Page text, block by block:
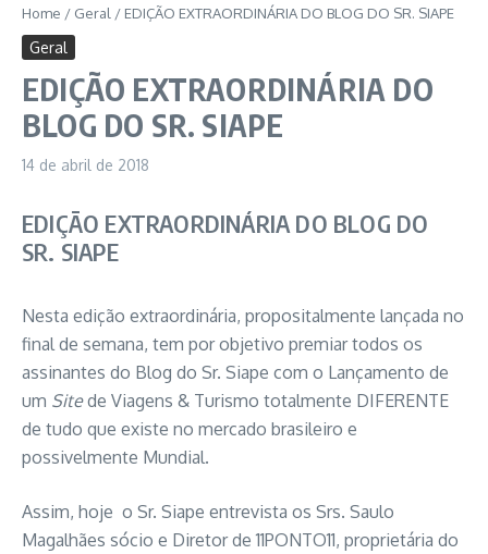
Home / Geral / EDIÇÃO EXTRAORDINÁRIA DO BLOG DO SR. SIAPE
Geral
EDIÇÃO EXTRAORDINÁRIA DO
BLOG DO SR. SIAPE
14 de abril de 2018
EDIÇÃO EXTRAORDINÁRIA DO BLOG DO
SR. SIAPE
Nesta edição extraordinária, propositalmente lançada no
final de semana, tem por objetivo premiar todos os
assinantes do Blog do Sr. Siape com o Lançamento de
um Sitede Viagens & Turismo totalmente DIFERENTE
de tudo que existe no mercado brasileiro e
possivelmente Mundial.
Assim, hoje o Sr. Siape entrevista os Srs. Saulo
Magalhães sócio e Diretor de 11PONTO11, proprietária do